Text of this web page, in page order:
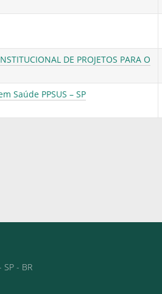
DE PROJETOS PARA O
Saúde PPSUS – SP
SP - BR